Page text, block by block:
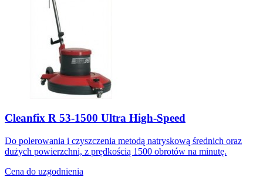
Cleanfix R 53-1500 Ultra High-Speed
Do polerowania i czyszczenia metodą natryskową średnich oraz
dużych powierzchni, z prędkością 1500 obrotów na minutę.
Cena do uzgodnienia